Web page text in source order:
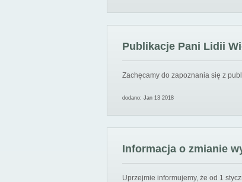
Publikacje Pani Lidii
Zachęcamy do zapoznania się z
dodano: Jan 13 2018
Informacja o zmianie
Uprzejmie informujemy, że od 1